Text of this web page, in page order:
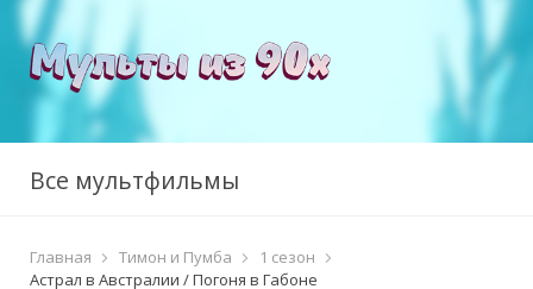
Все мультфильмы
Главная Тимон и Пумба
1 сезон
Астрал в Австралии / Погоня в Габоне